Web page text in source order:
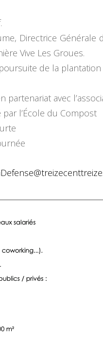
Directrice Générale
Vive Les Groues.
de la
avec
l’École du Compost